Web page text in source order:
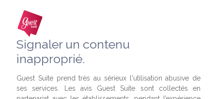
Signaler un contenu
inapproprié.
Guest Suite prend très au sérieux l'utilisation abusive de
ses services. Les avis Guest Suite sont collectés en